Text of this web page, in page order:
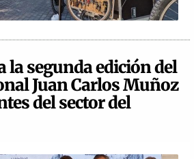
la segunda edición del
Juan Carlos Muñoz
del sector del